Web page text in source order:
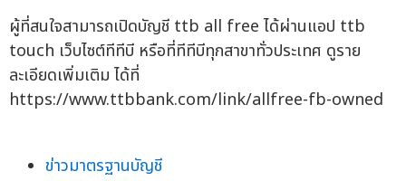
ผู้ที่สนใจสามารถเปิดบัญชี ttb all free ได้ผ่านแอป ttb
touch เว็บไซต์ทีทีบี หรือที่ทีทีบีทุกสาขาทั่วประเทศ ดูราย
ละเอียดเพิ่มเติม ได้ที่
https://www.ttbbank.com/link/allfree-fb-owned
ข่าวมาตรฐานบัญชี